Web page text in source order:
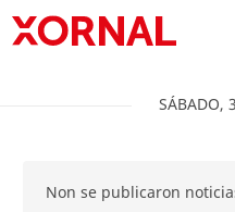
SÁBADO, 3
Non se publicaron